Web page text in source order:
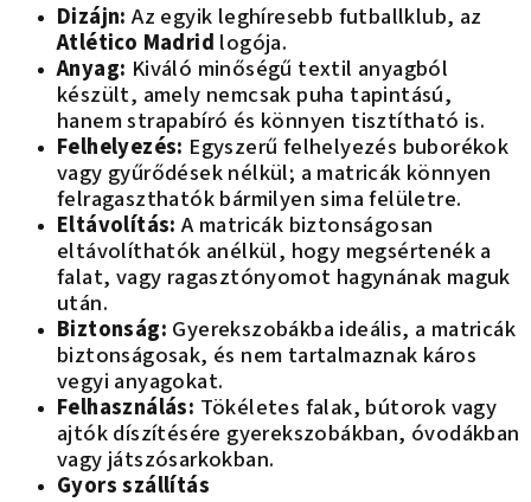
Dizájn:Az egyik leghíresebb futballklub, az
Atlético Madrid logója.
Anyag: Kiváló minőségű textil anyagból
készült, amely nemcsak puha tapintású,
hanem strapabíró és könnyen tisztítható is.
Felhelyezés: Egyszerű felhelyezés buborékok
vagy gyűrődések nélkül; a matricák könnyen
felragaszthatók bármilyen sima felületre.
Eltávolítás:A matricák biztonságosan
eltávolíthatók anélkül, hogy megsértenék a
falat, vagy ragasztónyomot hagynának maguk
után.
Biztonság: Gyerekszobákba ideális, a matricák
biztonságosak, és nem tartalmaznak káros
vegyi anyagokat.
Felhasználás: Tökéletes falak, bútorok vagy
ajtók díszítésére gyerekszobákban, óvodákban
vagy játszósarkokban.
Gyors szállítás